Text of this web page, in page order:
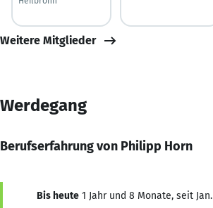
Weitere Mitglieder
Werdegang
Berufserfahrung von Philipp Horn
Bis heute 1 Jahr und 8 Monate, seit